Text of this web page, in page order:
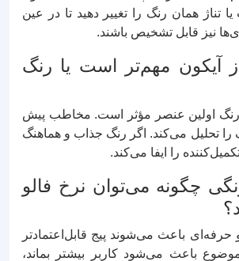
تناژ همان رنگ را تغییر دهید تا در عین
نیز قابل تشخیص باشند.
از آیکون مهم‌تر است یا رنگ
رنگ اولین عنصر مؤثر است. مخاطب پیش
را تحلیل می‌کند. اگر رنگ جذاب و هماهنگ
را ایفا می‌کند.
چگونه می‌توان نرخ فالو
باعث می‌شوند پیج قابل‌اعتمادتر
باعث می‌شود کاربر بیشتر بماند،